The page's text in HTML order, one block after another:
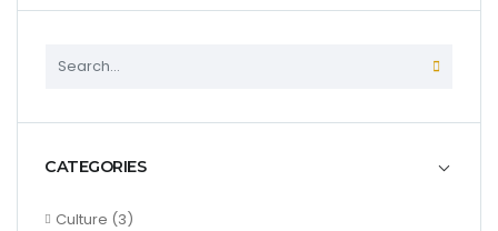
CATEGORIES
Culture (3)